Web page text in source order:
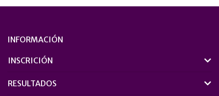
INFORMACIÓN
INSCRICIÓN
RESULTADOS